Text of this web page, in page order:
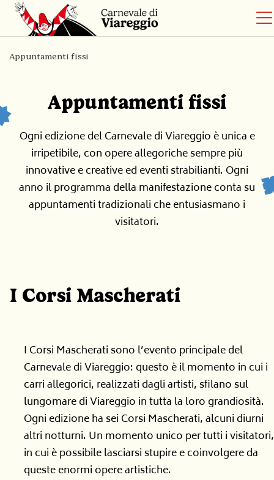
Appuntamenti fissi
Appuntamenti fissi
Ogni edizione del Carnevale di Viareggio è unica e
irripetibile, con opere allegoriche sempre più
innovative e creative ed eventi strabilianti. Ogni
anno il programma della manifestazione conta su
appuntamenti tradizionali che entusiasmano i
visitatori.
I Corsi Mascherati
I Corsi Mascherati sono l’evento principale del
Carnevale di Viareggio: questo è il momento in cui i
carri allegorici, realizzati dagli artisti, sfilano sul
lungomare di Viareggio in tutta la loro grandiosità.
Ogni edizione ha sei Corsi Mascherati, alcuni diurni
altri notturni. Un momento unico per tutti i visitatori,
in cui è possibile lasciarsi stupire e coinvolgere da
queste enormi opere artistiche.